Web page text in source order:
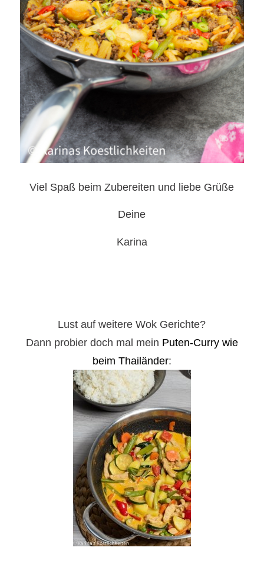
Viel Spaß beim Zubereiten und liebe Grüße
Deine
Karina
Lust auf weitere Wok Gerichte?
Dann probier doch mal mein Puten-Curry wie
beim Thailänder: